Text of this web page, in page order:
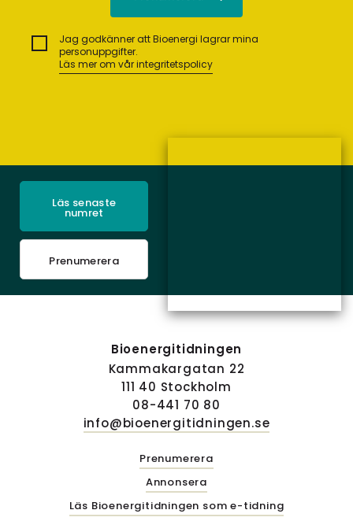
Jag godkänner att Bioenergi lagrar mina
personuppgifter.
Läs mer om vår integritetspolicy
Läs senaste
numret
Prenumerera
Bioenergitidningen
Kammakargatan 22
111 40 Stockholm
08-441 70 80
info@bioenergitidningen.se
Prenumerera
Annonsera
Läs Bioenergitidningen som e-tidning